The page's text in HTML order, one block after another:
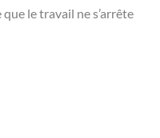
le travail ne s’arrête